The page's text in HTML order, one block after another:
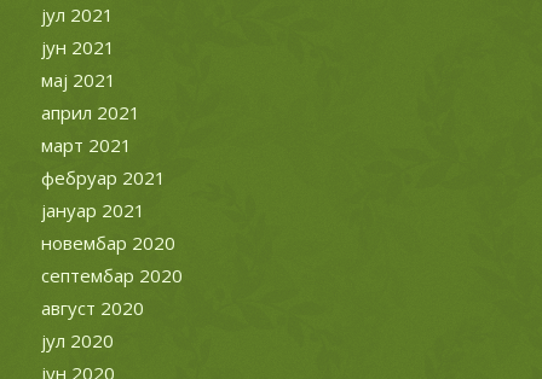
јул 2021
јун 2021
мај 2021
април 2021
март 2021
фебруар 2021
јануар 2021
новембар 2020
септембар 2020
август 2020
јул 2020
јун 2020